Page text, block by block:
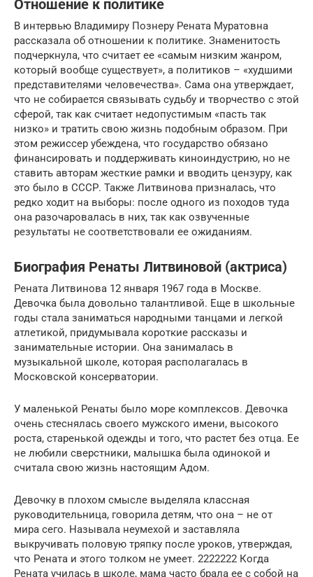
Отношение к политике
В интервью Владимиру Познеру Рената Муратовна
рассказала об отношении к политике. Знаменитость
подчеркнула, что считает ее «самым низким жанром,
который вообще существует», а политиков – «худшими
представителями человечества». Сама она утверждает,
что не собирается связывать судьбу и творчество с этой
сферой, так как считает недопустимым «пасть так
низко» и тратить свою жизнь подобным образом. При
этом режиссер убеждена, что государство обязано
финансировать и поддерживать киноиндустрию, но не
ставить авторам жесткие рамки и вводить цензуру, как
это было в СССР. Также Литвинова призналась, что
редко ходит на выборы: после одного из походов туда
она разочаровалась в них, так как озвученные
результаты не соответствовали ее ожиданиям.
Биография Ренаты Литвиновой (актриса)
Рената Литвинова 12 января 1967 года в Москве.
Девочка была довольно талантливой. Еще в школьные
годы стала заниматься народными танцами и легкой
атлетикой, придумывала короткие рассказы и
занимательные истории. Она занималась в
музыкальной школе, которая располагалась в
Московской консерватории.
У маленькой Ренаты было море комплексов. Девочка
очень стеснялась своего мужского имени, высокого
роста, старенькой одежды и того, что растет без отца. Ее
не любили сверстники, малышка была одинокой и
считала свою жизнь настоящим Адом.
Девочку в плохом смысле выделяла классная
руководительница, говорила детям, что она – не от
мира сего. Называла неумехой и заставляла
выкручивать половую тряпку после уроков, утверждая,
что Рената и этого толком не умеет. 2222222 Когда
Рената училась в школе, мама часто брала ее с собой на